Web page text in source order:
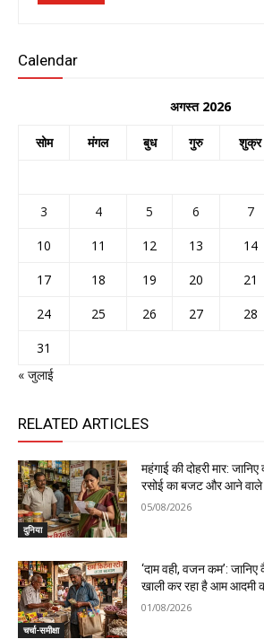
Calendar
अगस्त 2026
सोम मंगल बुध गुरु शुक्र
3
4 5 6 7
10
11 12 13 14
17
18 19 20 21
24
25 26 27 28
31
« जुलाई
RELATED ARTICLES
दुनिया
महंगाई की दोहरी मार:
रसोई का बजट और आने वाले
05/08/2026
चर्चा-समीक्षा
‘दाम वही, वजन कम’:
खाली कर रहा है आम आदमी
01/08/2026